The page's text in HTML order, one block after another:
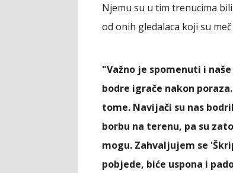
Njemu su u tim trenucima
od onih gledalaca koji su
"Važno je spomenuti i
bodre igrače nakon
tome. Navijači su nas
borbu na terenu, pa su
mogu. Zahvaljujem se
pobjede, biće uspona i